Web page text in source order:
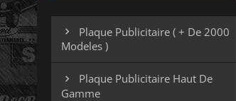

Plaque Publicitaire ( + De 2000
Modeles )

Plaque Publicitaire Haut De
Gamme